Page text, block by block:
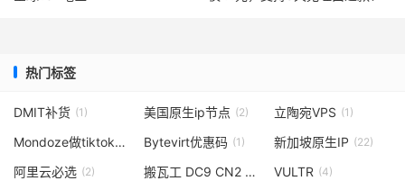
热门标签
DMIT补货 (1) 美国原生ip节点 (2) 立陶宛VPS (1)
Mondoze做tiktok Bytevirt优惠码 (1) 新加坡原生IP (22)
阿里云必选 (2) 搬瓦工 DC9 CN2 GIA (4)
VULTR (4)